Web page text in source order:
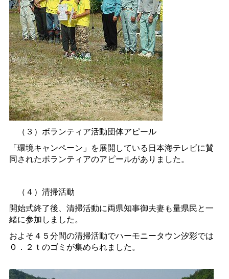
（３）ボランティア活動団体アピール
「環境キャンペーン」を展開している日本海テレビに賛
同されたボランティアのアピールがありました。
（４）清掃活動
開始式終了後、清掃活動に両県知事御夫妻も量県民と一
緒に参加しました。
およそ４５分間の清掃活動でハーモニータウン汐彩では
０．２ｔのゴミが集められました。